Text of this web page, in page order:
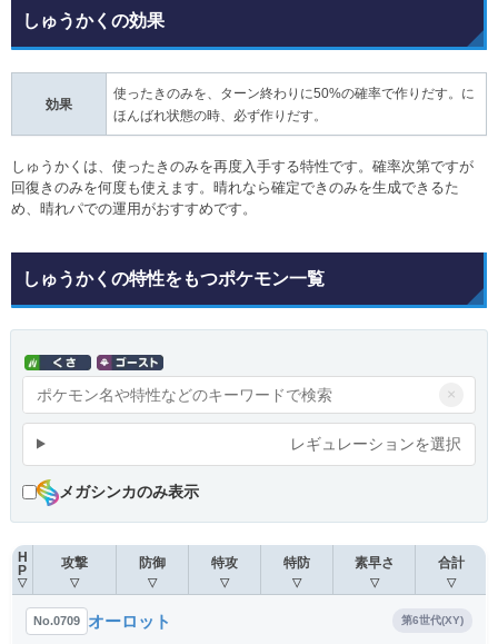
しゅうかくの効果
効果
使ったきのみを、ターン終わりに50%の確率で作りだす。に
ほんばれ状態の時、必ず作りだす。
しゅうかくは、使ったきのみを再度入手する特性です。確率次第ですが
回復きのみを何度も使えます。晴れなら確定できのみを生成できるた
め、晴れパでの運用がおすすめです。
しゅうかくの特性をもつポケモン一覧
×
レギュレーションを選択
メガシンカのみ表示
H
P
▽
攻撃
▽
防御
▽
特攻
▽
特防
▽
素早さ
▽
合計
▽
No.0709 オーロット 第6世代(XY)